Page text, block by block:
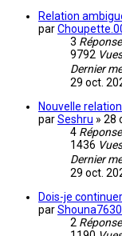
Relation
par
3
9792 Vues
Dernier
29 oct.
Nouvelle relation
parSeshru » 28
4
1436 Vues
Dernier
29 oct.
Dois-je continuer
par
2